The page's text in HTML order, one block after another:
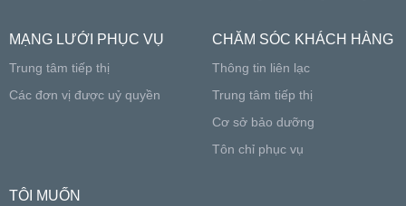
MẠNG LƯỚI PHỤC VỤ
Trung tâm tiếp thị
Các đơn vị được uỷ quyền
CHĂM SÓC KHÁCH HÀNG
Thông tin liên lạc
Trung tâm tiếp thị
Cơ sở bảo dưỡng
Tôn chỉ phục vụ
TÔI MUỐN